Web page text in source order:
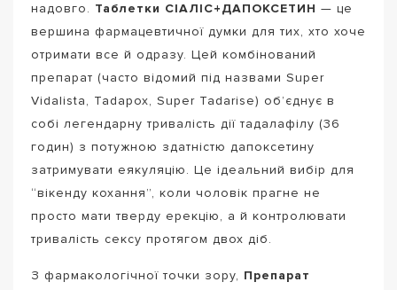
надовго. Таблетки СІАЛІС+ДАПОКСЕТИН — це
вершина фармацевтичної думки для тих, хто хоче
отримати все й одразу. Цей комбінований
препарат (часто відомий під назвами Super
Vidalista, Tadapox, Super Tadarise) об’єднує в
собі легендарну тривалість дії тадалафілу (36
годин) з потужною здатністю дапоксетину
затримувати еякуляцію. Це ідеальний вибір для
“вікенду кохання”, коли чоловік прагне не
просто мати тверду ерекцію, а й контролювати
тривалість сексу протягом двох діб.
З фармакологічної точки зору, Препарат